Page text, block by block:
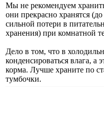
Мы не рекомендуем
они прекрасно хранятся
сильной потери в
хранения) при комнатной
Дело в том, что в
конденсироваться влага, а
корма. Лучше храните по
тумбочки.